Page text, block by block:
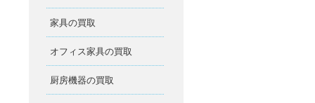
家具の買取
オフィス家具の買取
厨房機器の買取